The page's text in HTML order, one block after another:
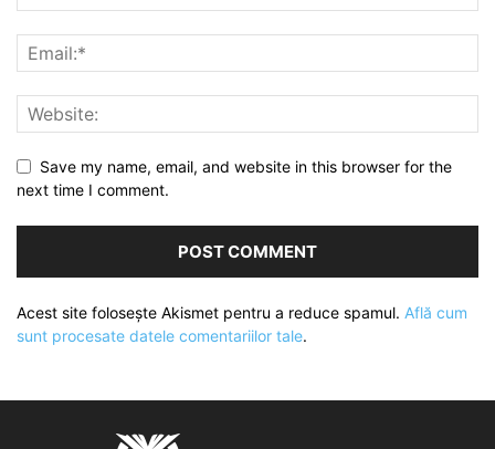
Save my name, email, and website in this browser for the
next time I comment.
Acest site folosește Akismet pentru a reduce spamul. Află cum
sunt procesate datele comentariilor tale.